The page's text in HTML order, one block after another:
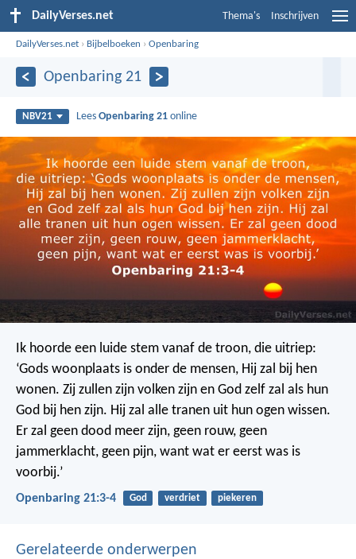
DailyVerses.net Thema's Inschrijven
DailyVerses.net › Bijbelboeken ›Openbaring
Openbaring 21
NBV21 LeesOpenbaring 21 online
Ik hoorde een luide stem vanaf de troon, die uitriep:
‘Gods woonplaats is onder de mensen, Hij zal bij hen
wonen. Zij zullen zijn volken zijn en God zelf zal als hun
God bij hen zijn. Hij zal alle tranen uit hun ogen wissen.
Er zal geen dood meer zijn, geen rouw, geen
jammerklacht, geen pijn, want wat er eerst was is
voorbij.’
Openbaring 21:3-4 God verdriet piekeren
Gerelateerde onderwerpen